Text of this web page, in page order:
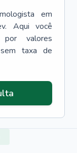
em
Aqui você
valores
taxa de